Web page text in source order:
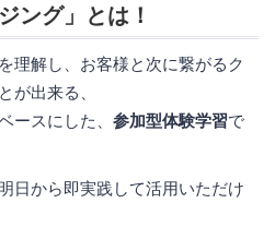
ング」とは！
理解し、お客様と次に繋がるク
が出来る、
ースにした、 参加型体験学習で
日から即実践して活用いただけ